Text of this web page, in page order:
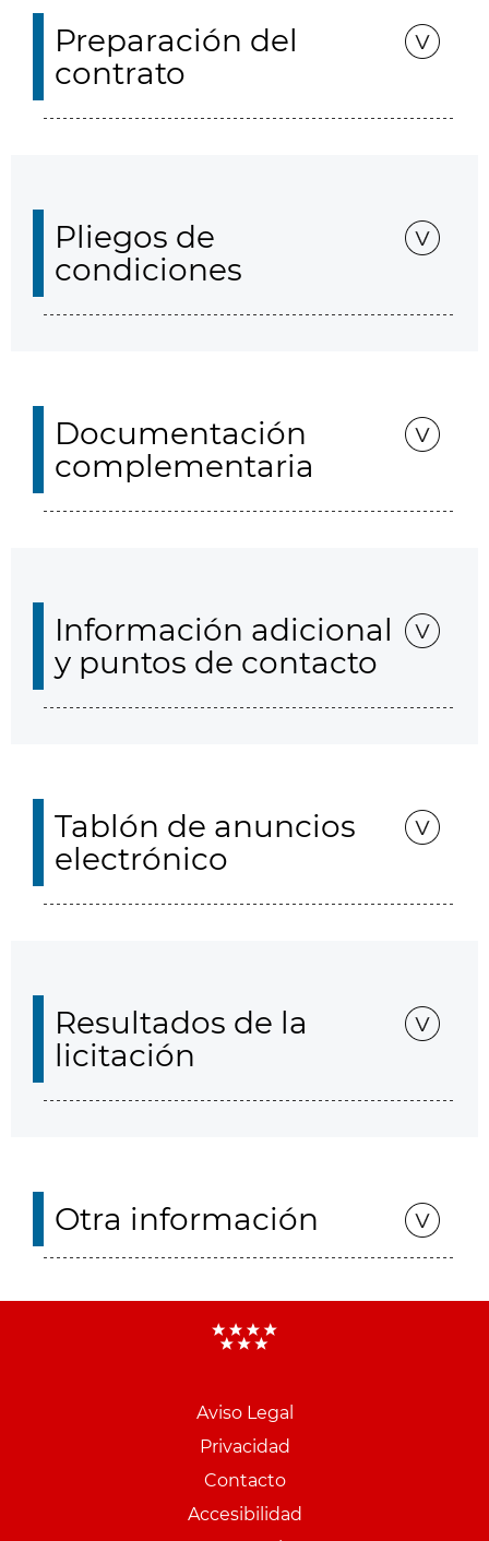
Preparación del
contrato
Pliegos de
condiciones
Documentación
complementaria
Información adicional
y puntos de contacto
Tablón de anuncios
electrónico
Resultados de la
licitación
Otra información
Aviso Legal
Privacidad
Contacto
Accesibilidad